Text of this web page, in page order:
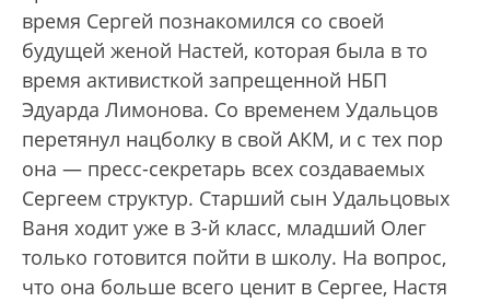
время Сергей познакомился со своей
будущей женой Настей, которая была в то
время активисткой запрещенной НБП
Эдуарда Лимонова. Со временем Удальцов
перетянул нацболку в свой АКМ, и с тех пор
она — пресс-секретарь всех создаваемых
Сергеем структур. Старший сын Удальцовых
Ваня ходит уже в 3-й класс, младший Олег
только готовится пойти в школу. На вопрос,
что она больше всего ценит в Сергее, Настя